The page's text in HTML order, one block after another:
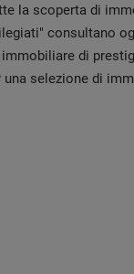
la scoperta di
consultano
di
selezione di